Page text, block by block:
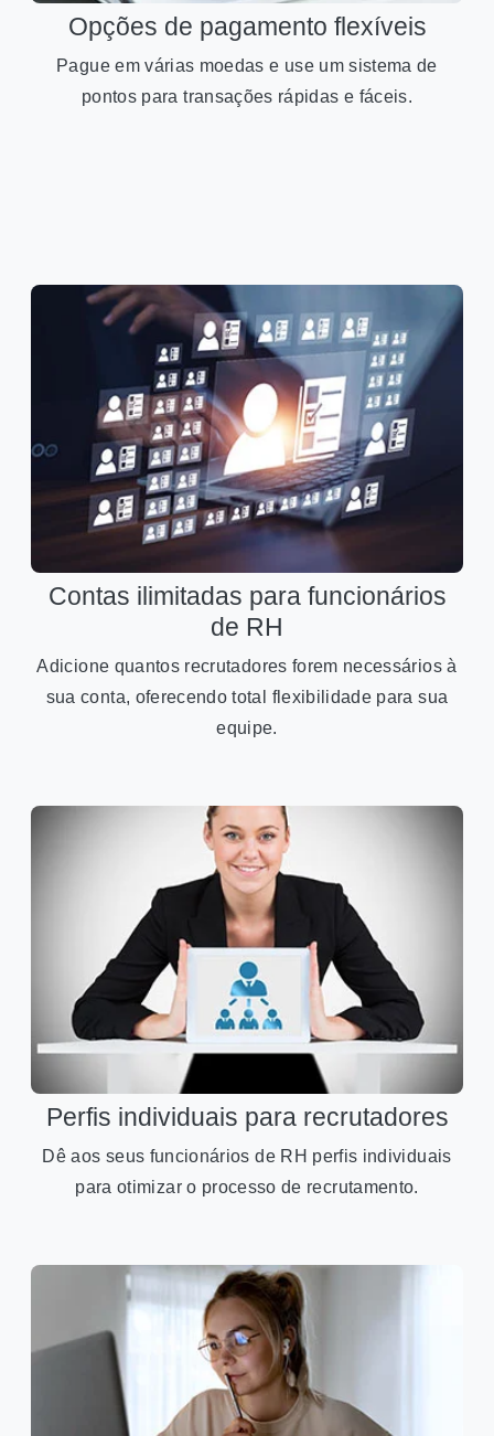
Opções de pagamento flexíveis
Pague em várias moedas e use um sistema de
pontos para transações rápidas e fáceis.
Contas ilimitadas para funcionários
de RH
Adicione quantos recrutadores forem necessários à
sua conta, oferecendo total flexibilidade para sua
equipe.
Perfis individuais para recrutadores
Dê aos seus funcionários de RH perfis individuais
para otimizar o processo de recrutamento.